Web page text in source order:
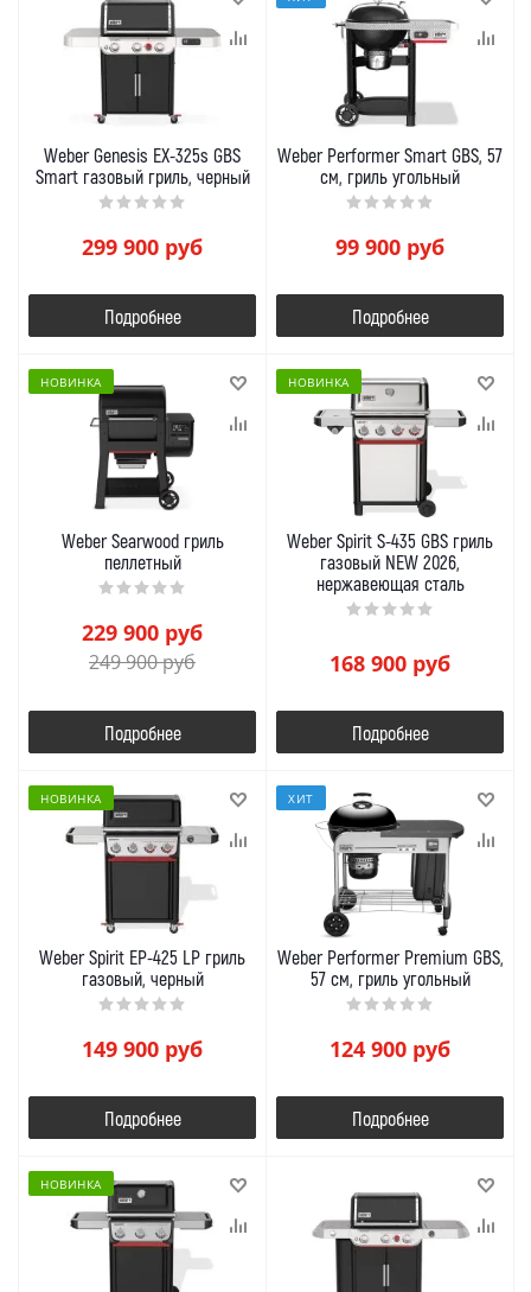
Weber Genesis EX-325s GBS
Smart газовый гриль, черный
299 900 руб
Подробнее
Weber Performer Smart GBS, 57
см, гриль угольный
99 900 руб
Подробнее
НОВИНКА
Weber Searwood гриль
пеллетный
229 900 руб
249 900руб
Подробнее
НОВИНКА
Weber Spirit S-435 GBS гриль
газовый NEW 2026,
нержавеющая сталь
168 900 руб
Подробнее
НОВИНКА
Weber Spirit EP-425 LP гриль
газовый, черный
149 900 руб
Подробнее
ХИТ
Weber Performer Premium GBS,
57 см, гриль угольный
124 900 руб
Подробнее
НОВИНКА